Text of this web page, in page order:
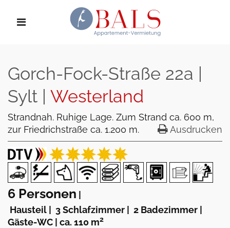
Gorch-Fock-Straße 22a |
Sylt | Westerland
Strandnah. Ruhige Lage. Zum Strand ca. 600 m,
zur Friedrichstraße ca. 1.200 m.
Ausdrucken
6 Personen
Hausteil
3 Schlafzimmer 2 Badezimmer
Gäste-WC
ca. 110 m2